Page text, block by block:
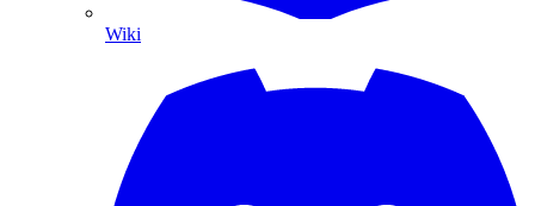
Wiki